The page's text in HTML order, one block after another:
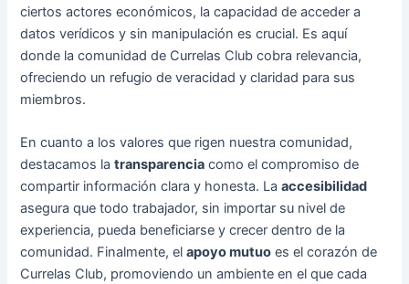
ciertos actores económicos, la capacidad de acceder a
datos verídicos y sin manipulación es crucial. Es aquí
donde la comunidad de Currelas Club cobra relevancia,
ofreciendo un refugio de veracidad y claridad para sus
miembros.
En cuanto a los valores que rigen nuestra comunidad,
destacamos latransparencia como el compromiso de
compartir información clara y honesta. Laaccesibilidad
asegura que todo trabajador, sin importar su nivel de
experiencia, pueda beneficiarse y crecer dentro de la
comunidad. Finalmente, elapoyo mutuo es el corazón de
Currelas Club, promoviendo un ambiente en el que cada